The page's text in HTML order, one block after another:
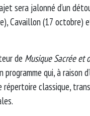
sera jalonné d’un
Cavaillon (17 octobre)
de Musique Sacrée et
programme qui, à raison
répertoire classique,